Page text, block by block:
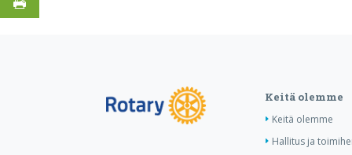
Keitä olemme
Keitä olemme
Hallitus ja